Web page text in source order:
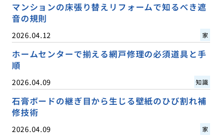
マンションの床張り替えリフォームで知るべき遮
音の規則
2026.04.12 家
ホームセンターで揃える網戸修理の必須道具と手
順
2026.04.09 知識
石膏ボードの継ぎ目から生じる壁紙のひび割れ補
修技術
2026.04.09 家